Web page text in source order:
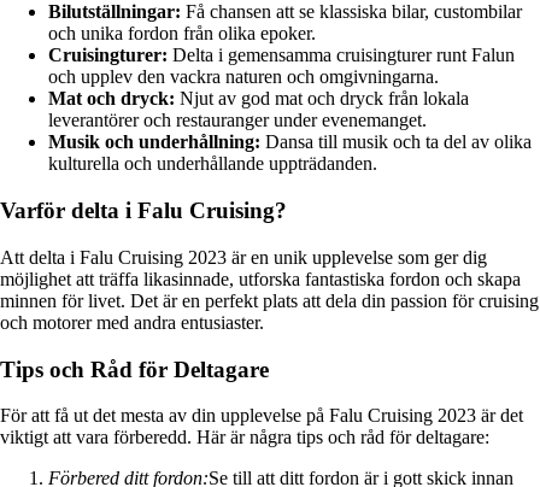
Bilutställningar: Få chansen att se klassiska bilar, custombilar
och unika fordon från olika epoker.
Cruisingturer: Delta i gemensamma cruisingturer runt Falun
och upplev den vackra naturen och omgivningarna.
Mat och dryck: Njut av god mat och dryck från lokala
leverantörer och restauranger under evenemanget.
Musik och underhållning: Dansa till musik och ta del av olika
kulturella och underhållande uppträdanden.
Varför delta i Falu Cruising?
Att delta i Falu Cruising 2023 är en unik upplevelse som ger dig
möjlighet att träffa likasinnade, utforska fantastiska fordon och skapa
minnen för livet. Det är en perfekt plats att dela din passion för cruising
och motorer med andra entusiaster.
Tips och Råd för Deltagare
För att få ut det mesta av din upplevelse på Falu Cruising 2023 är det
viktigt att vara förberedd. Här är några tips och råd för deltagare:
Förbered ditt fordon:Se till att ditt fordon är i gott skick innan